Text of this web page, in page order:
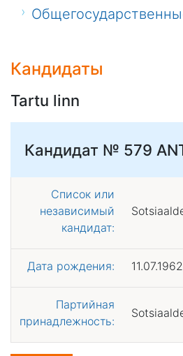
Кандидаты
Tartu linn
Кандидат № 579
Список или
независимый
кандидат:
Дата рождения: 11.07.1962
Партийная
принадлежность: